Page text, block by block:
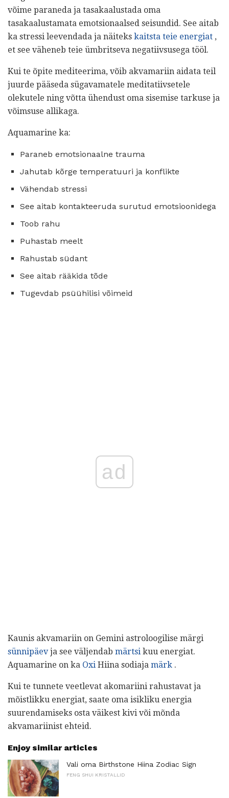
võime paraneda ja tasakaalustada oma
tasakaalustamata emotsionaalsed seisundid. See aitab
ka stressi leevendada ja näiteks kaitsta teie energiat ,
et see väheneb teie ümbritseva negatiivsusega tööl.
Kui te õpite mediteerima, võib akvamariin aidata teil
juurde pääseda sügavamatele meditatiivsetele
olekutele ning võtta ühendust oma sisemise tarkuse ja
võimsuse allikaga.
Aquamarine ka:
Paraneb emotsionaalne trauma
Jahutab kõrge temperatuuri ja konflikte
Vähendab stressi
See aitab kontakteeruda surutud emotsioonidega
Toob rahu
Puhastab meelt
Rahustab südant
See aitab rääkida tõde
Tugevdab psüühilisi võimeid
ad
Kaunis akvamariin on Gemini astroloogilise märgi
sünnipäevja see väljendab märtsi kuu energiat.
Aquamarine on ka Oxi Hiina sodiaja märk .
Kui te tunnete veetlevat akomariini rahustavat ja
mõistlikku energiat, saate oma isikliku energia
suurendamiseks osta väikest kivi või mõnda
akvamariinist ehteid.
Enjoy similar articles
Vali oma Birthstone Hiina Zodiac Sign
FENG SHUI KRISTALLID